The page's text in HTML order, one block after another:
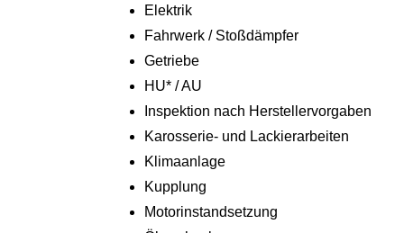
Elektrik
Fahrwerk / Stoßdämpfer
Getriebe
HU* / AU
Inspektion nach Herstellervorgaben
Karosserie- und Lackierarbeiten
Klimaanlage
Kupplung
Motorinstandsetzung